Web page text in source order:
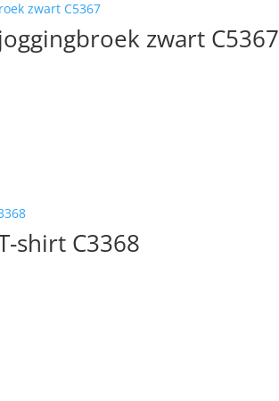
zwart C5367
shirt C3368